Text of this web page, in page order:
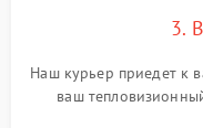
3.
Наш курьер приедет к
ваш